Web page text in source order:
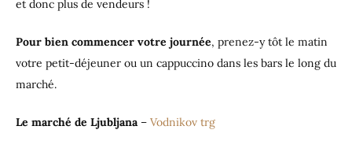
et donc plus de vendeurs !
Pour bien commencer votre journée, prenez-y tôt le matin
votre petit-déjeuner ou un cappuccino dans les bars le long du
marché.
Le marché de Ljubljana– Vodnikov trg